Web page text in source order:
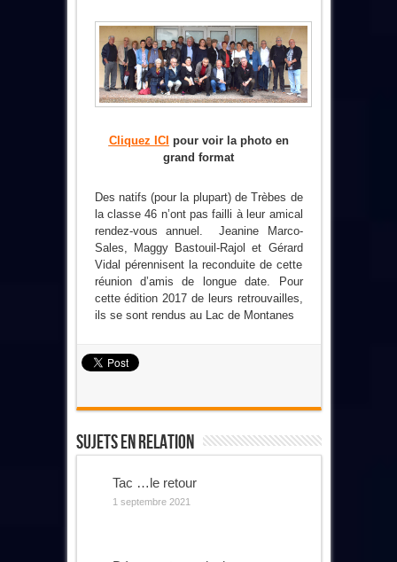
Cliquez ICI pour voir la photo en
grand format
Des natifs (pour la plupart) de Trèbes de
la classe 46 n’ont pas failli à leur amical
rendez-vous annuel. Jeanine Marco-
Sales, Maggy Bastouil-Rajol et Gérard
Vidal pérennisent la reconduite de cette
réunion d’amis de longue date. Pour
cette édition 2017 de leurs retrouvailles,
ils se sont rendus au Lac de Montanes
Sujets En Relation
Tac …le retour
1 septembre 2021